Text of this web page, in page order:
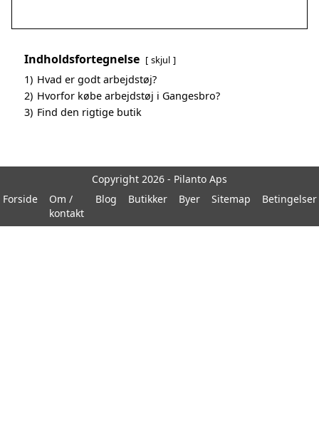
Indholdsfortegnelse skjul
1) Hvad er godt arbejdstøj?
2) Hvorfor købe arbejdstøj i Gangesbro?
3) Find den rigtige butik
Copyright 2026 - Pilanto Aps
Forside
Om /
kontakt
Blog Butikker Byer Sitemap Betingelser